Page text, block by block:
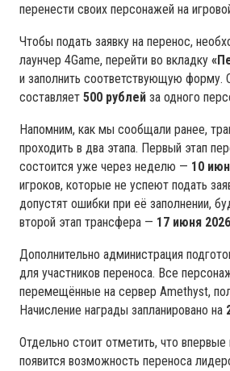
перенести своих персонажей на
Чтобы подать заявку на перенос,
лаунчер 4Game, перейти во вкладку
и заполнить соответствующую форму.
составляет500 рублей за одного
Напомним, как мы сообщали ранее,
проходить в два этапа. Первый этап
состоится уже через неделю — 10
игроков, которые не успеют подать
допустят ошибки при её заполнении,
второй этап трансфера — 17 июня
Дополнительно администрация
для участников переноса. Все
перемещённые на сервер Amethyst,
Начисление награды запланировано на
Отдельно стоит отметить, что впервые
появится возможность переноса